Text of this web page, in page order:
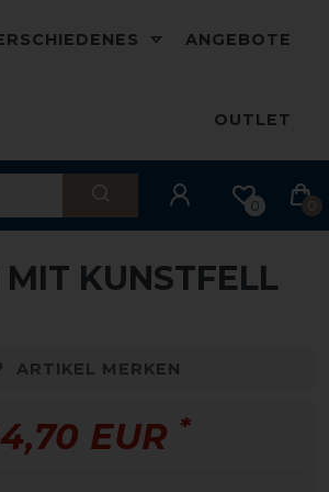
ANGEBOTE
OUTLET
0 0
KUNSTFELL
ARTIKEL MERKEN
EUR *